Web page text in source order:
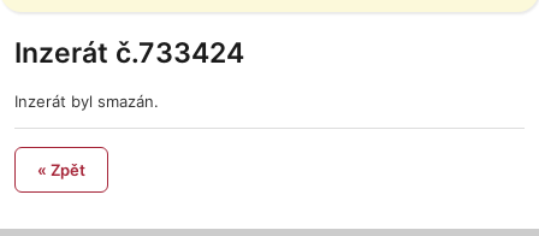
Inzerát č.733424
Inzerát byl smazán.
« Zpět